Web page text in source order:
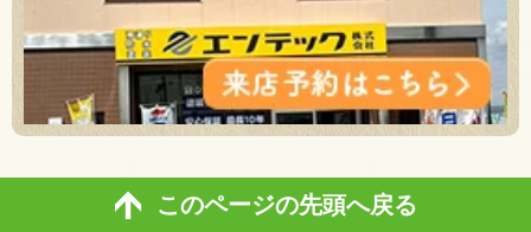
このページの先頭へ戻る